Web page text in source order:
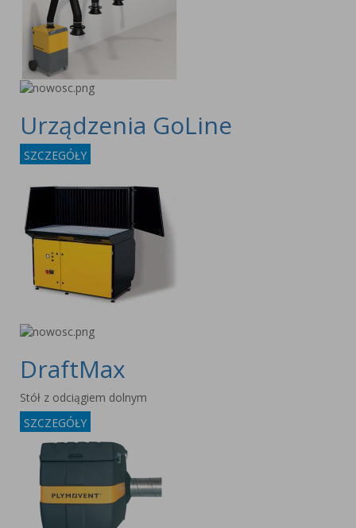
Urządzenia GoLine
SZCZEGÓŁY
DraftMax
Stół z odciągiem dolnym
SZCZEGÓŁY